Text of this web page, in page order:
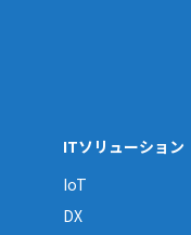
ITソリューション
IoT
DX